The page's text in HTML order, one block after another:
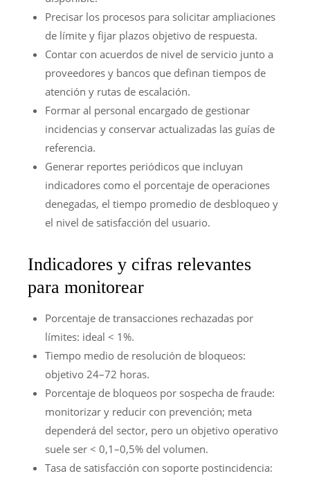
Precisar los procesos para solicitar ampliaciones
de límite y fijar plazos objetivo de respuesta.
Contar con acuerdos de nivel de servicio junto a
proveedores y bancos que definan tiempos de
atención y rutas de escalación.
Formar al personal encargado de gestionar
incidencias y conservar actualizadas las guías de
referencia.
Generar reportes periódicos que incluyan
indicadores como el porcentaje de operaciones
denegadas, el tiempo promedio de desbloqueo y
el nivel de satisfacción del usuario.
Indicadores y cifras relevantes
para monitorear
Porcentaje de transacciones rechazadas por
límites: ideal < 1%.
Tiempo medio de resolución de bloqueos:
objetivo 24–72 horas.
Porcentaje de bloqueos por sospecha de fraude:
monitorizar y reducir con prevención; meta
dependerá del sector, pero un objetivo operativo
suele ser < 0,1–0,5% del volumen.
Tasa de satisfacción con soporte postincidencia: